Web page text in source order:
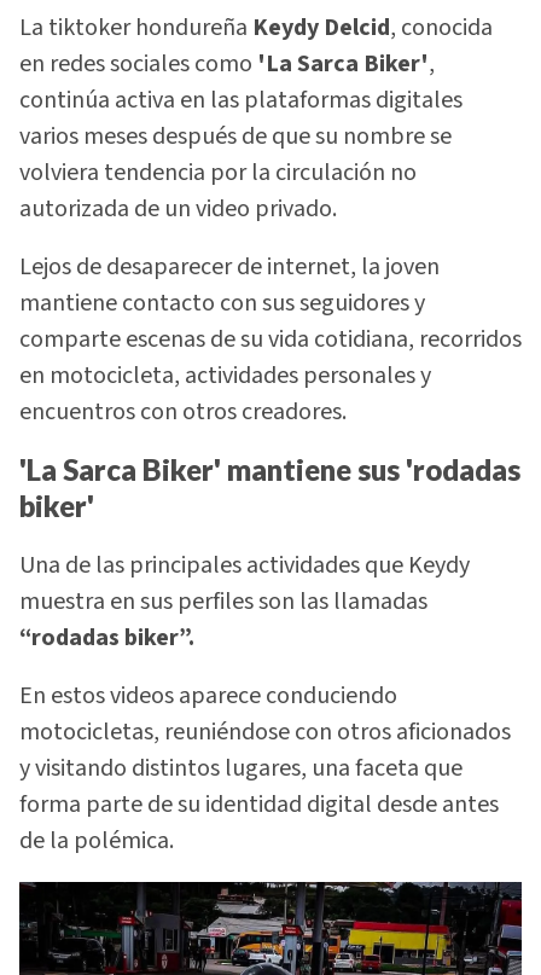
La tiktoker hondureña Keydy Delcid, conocida
en redes sociales como 'La Sarca Biker',
continúa activa en las plataformas digitales
varios meses después de que su nombre se
volviera tendencia por la circulación no
autorizada de un video privado.
Lejos de desaparecer de internet, la joven
mantiene contacto con sus seguidores y
comparte escenas de su vida cotidiana, recorridos
en motocicleta, actividades personales y
encuentros con otros creadores.
'La Sarca Biker' mantiene sus 'rodadas
biker'
Una de las principales actividades que Keydy
muestra en sus perfiles son las llamadas
“rodadas biker”.
En estos videos aparece conduciendo
motocicletas, reuniéndose con otros aficionados
y visitando distintos lugares, una faceta que
forma parte de su identidad digital desde antes
de la polémica.